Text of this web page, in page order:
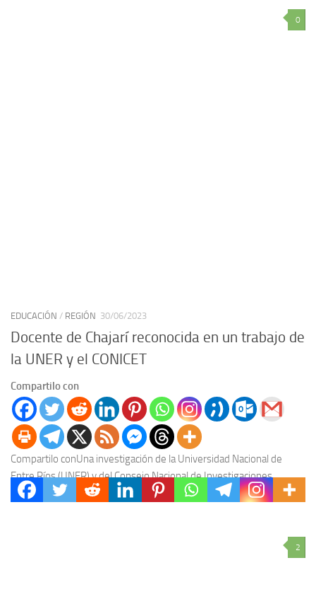
0
EDUCACIÓN / REGIÓN 30/06/2023
Docente de Chajarí reconocida en un trabajo de
la UNER y el CONICET
Compartilo con
Compartilo conUna investigación de la Universidad Nacional de
Entre Ríos (UNER) y del Consejo Nacional de Investigaciones
Científicas y Técnicas (CONICET), destaca la trayectoria de...
2